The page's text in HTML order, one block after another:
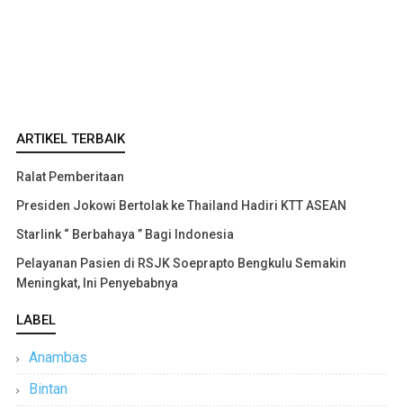
ARTIKEL TERBAIK
Ralat Pemberitaan
Presiden Jokowi Bertolak ke Thailand Hadiri KTT ASEAN
Starlink “ Berbahaya ” Bagi Indonesia
Pelayanan Pasien di RSJK Soeprapto Bengkulu Semakin
Meningkat, Ini Penyebabnya
LABEL
Anambas
Bintan